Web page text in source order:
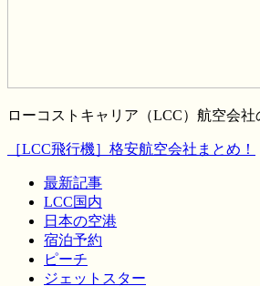
ローコストキャリア（LCC）航空会
［LCC飛行機］格安航空会社まとめ！
最新記事
LCC国内
日本の空港
宿泊予約
ピーチ
ジェットスター